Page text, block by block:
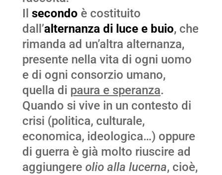
Il secondo è costituito
dall’alternanza di luce e buio, che
rimanda ad un’altra alternanza,
presente nella vita di ogni uomo
e di ogni consorzio umano,
quella di paura e speranza.
Quando si vive in un contesto di
crisi (politica, culturale,
economica, ideologica…) oppure
di guerra è già molto riuscire ad
aggiungere olio alla lucerna, cioè,